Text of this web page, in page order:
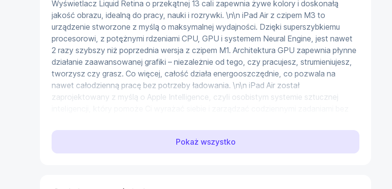
Wyświetlacz Liquid Retina o przekątnej 13 cali zapewnia żywe kolory i doskonałą
jakość obrazu, idealną do pracy, nauki i rozrywki. \n\n iPad Air z czipem M3 to
urządzenie stworzone z myślą o maksymalnej wydajności. Dzięki superszybkiemu
procesorowi, z potężnymi rdzeniami CPU, GPU i systemem Neural Engine, jest nawet
2 razy szybszy niż poprzednia wersja z czipem M1. Architektura GPU zapewnia płynne
działanie zaawansowanej grafiki – niezależnie od tego, czy pracujesz, strumieniujesz,
tworzysz czy grasz. Co więcej, całość działa energooszczędnie, co pozwala na
nawet całodzienną pracę bez potrzeby ładowania. \n\n iPad Air został
zaprojektowany z myślą o Apple Intelligence, czyli osobistym systemie sztucznej
pewność, że Twoje dane są tylko Twoje – nawet Apple nie ma do nich dostępu,
zapewniając Ci pełny spokój ducha. \n\n Specyfikacja:\n- Wyświetlacz: 13", 2732 x
2048px, Liquid Retina, IPS\n- Funkcje ekranu: Działa z Apple Pencil (USB‑C), Jasność
Pokaż wszystko